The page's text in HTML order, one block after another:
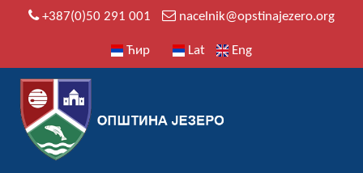
+387(0)50 291 001 nacelnik@opstinajezero.org
Ћир Lat Eng